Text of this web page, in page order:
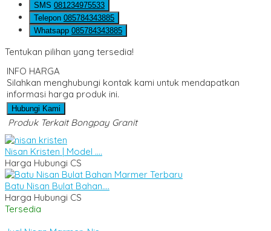
SMS 081234975533
Telepon 085784343885
Whatsapp 085784343885
Tentukan pilihan yang tersedia!
INFO HARGA
Silahkan menghubungi kontak kami untuk mendapatkan
informasi harga produk ini.
Hubungi Kami
Produk Terkait Bongpay Granit
Nisan Kristen | Model ....
Harga Hubungi CS
Batu Nisan Bulat Bahan....
Harga Hubungi CS
Tersedia